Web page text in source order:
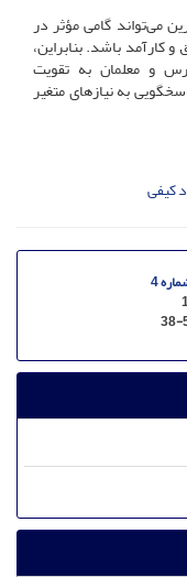
می‌تواند گامی مؤثر در
کارآمد باشد. بنابراین،
و معلمان به تقویت
به نیازهای متغیر
کیفی
38-